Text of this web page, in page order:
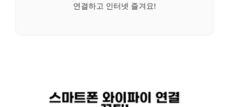
연결하고 인터넷 즐겨요!